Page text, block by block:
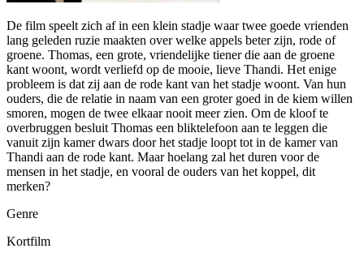
De film speelt zich af in een klein stadje waar twee goede vrienden
lang geleden ruzie maakten over welke appels beter zijn, rode of
groene. Thomas, een grote, vriendelijke tiener die aan de groene
kant woont, wordt verliefd op de mooie, lieve Thandi. Het enige
probleem is dat zij aan de rode kant van het stadje woont. Van hun
ouders, die de relatie in naam van een groter goed in de kiem willen
smoren, mogen de twee elkaar nooit meer zien. Om de kloof te
overbruggen besluit Thomas een bliktelefoon aan te leggen die
vanuit zijn kamer dwars door het stadje loopt tot in de kamer van
Thandi aan de rode kant. Maar hoelang zal het duren voor de
mensen in het stadje, en vooral de ouders van het koppel, dit
merken?
Genre
Kortfilm